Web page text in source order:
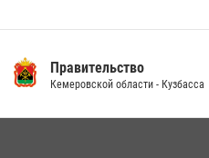
14 июля 2026, 08:52 1
Правительство
Кемеровской области - Кузбасса